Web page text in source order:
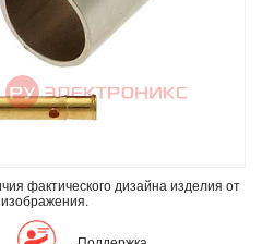
фактического дизайна изделия от